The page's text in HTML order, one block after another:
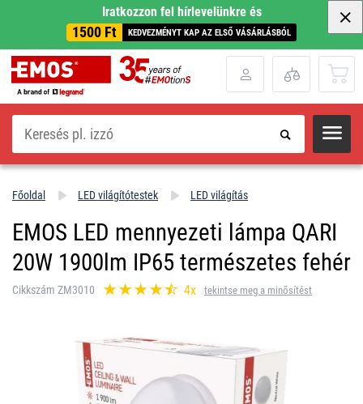
Iratkozzon fel hírlevelünkre és
1500 Ft KEDVEZMÉNYT KAP AZ ELSŐ VÁSÁRLÁSBÓL
Keresés
Főoldal LED világítótestek LED világítás
EMOS LED mennyezeti lámpa QARI
20W 1900lm IP65 természetes fehér
Cikkszám ZM3010 4x tekintse meg a minősítést